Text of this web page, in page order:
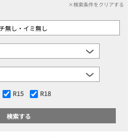
×検索条件をクリアする
R15 R18